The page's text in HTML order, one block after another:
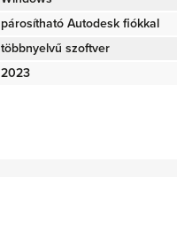
párosítható Autodesk fiókkal
többnyelvű szoftver
2023